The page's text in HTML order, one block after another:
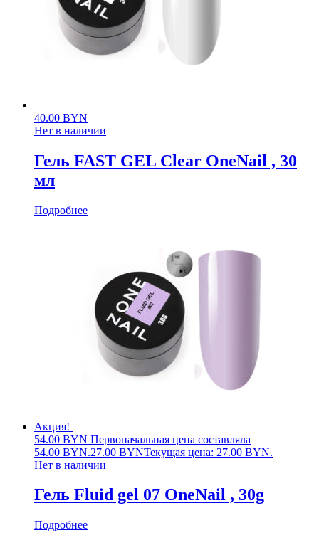
40.00 BYN
Нет в наличии
Гель FAST GEL Clear OneNail , 30
мл
Подробнее
Акция!
54.00BYN Первоначальная цена составляла
54.00 BYN.27.00 BYNТекущая цена: 27.00 BYN.
Нет в наличии
Гель Fluid gel 07 OneNail , 30g
Подробнее